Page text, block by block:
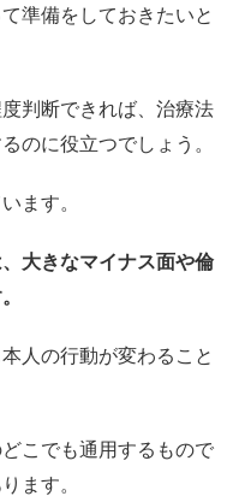
準備をしておきたいと
判断できれば、治療法
のに役立つでしょう。
ます。
大きなマイナス面や倫
人の行動が変わること
こでも通用するもので
ます。